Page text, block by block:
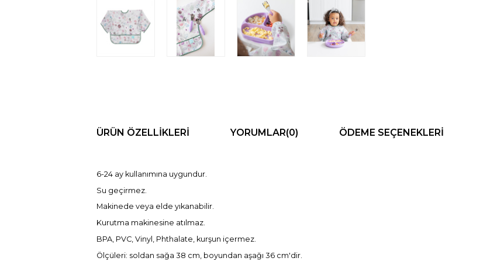
ÜRÜN ÖZELLIKLERI YORUMLAR(0) ÖDEME SEÇENEKLERI
6-24 ay kullanımına uygundur.
Su geçirmez.
Makinede veya elde yıkanabilir.
Kurutma makinesine atılmaz.
BPA, PVC, Vinyl, Phthalate, kurşun içermez.
Ölçüleri: soldan sağa 38 cm, boyundan aşağı 36 cm'dir.